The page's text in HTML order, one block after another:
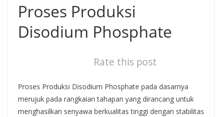
Proses Produksi
Disodium Phosphate
Rate this post
Proses Produksi Disodium Phosphate pada dasarnya
merujuk pada rangkaian tahapan yang dirancang untuk
menghasilkan senyawa berkualitas tinggi dengan stabilitas